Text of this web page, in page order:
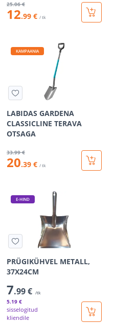
25.06 €
12.99 € / tk
KAMPAANIA
LABIDAS GARDENA
CLASSICLINE TERAVA
OTSAGA
33.99 €
20.39 € / tk
E-HIND
PRÜGIKÜHVEL METALL,
37X24CM
7.99 € /tk
5.19 €
sisselogitud
kliendile